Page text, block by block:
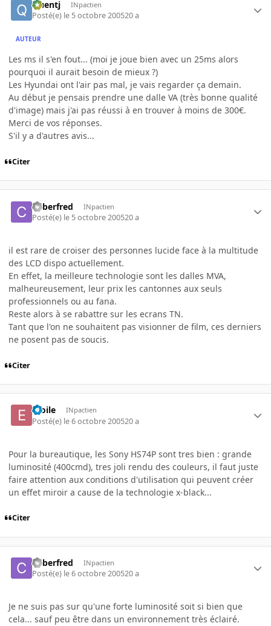
Quentj INpactien
Posté(e) le 5 octobre 200520 a
AUTEUR
Les ms il s'en fout... (moi je joue bien avec un 25ms alors
pourquoi il aurait besoin de mieux ?)
Les Hyundai ont l'air pas mal, je vais regarder ça demain.
Au début je pensais prendre une dalle VA (très bonne qualité
d'image) mais j'ai pas réussi à en trouver à moins de 300€.
Merci de vos réponses.
S'il y a d'autres avis...
Citer
Cyberfred INpactien
Posté(e) le 5 octobre 200520 a
il est rare de croiser des personnes lucide face à la multitude
des LCD dispo actuellement.
En effet, la meilleure technologie sont les dalles MVA,
malheureusement, leur prix les cantonnes aux seuls
professionnels ou au fana.
Reste alors à se rabattre sur les ecrans TN.
Tant que l'on ne souhaitent pas visionner de film, ces derniers
ne posent pas de soucis.
Citer
etoile INpactien
Posté(e) le 6 octobre 200520 a
Pour la bureautique, les Sony HS74P sont tres bien : grande
luminosité (400cmd), tres joli rendu des couleurs, il faut juste
faire attention aux conditions d'utilisation qui peuvent créer
un effet miroir a cause de la technologie x-black...
Citer
Cyberfred INpactien
Posté(e) le 6 octobre 200520 a
Je ne suis pas sur qu'une forte luminosité soit si bien que
cela... sauf peu être dans un environnement très éclairé.